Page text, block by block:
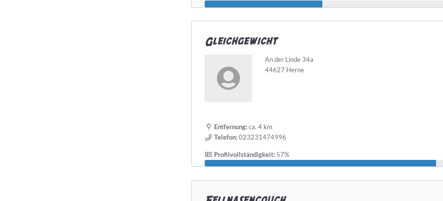
Gleichgewicht
An der Linde 34a
44627 Herne
Entfernung:ca. 4 km
Telefon:023231474996
Profilvollständigkeit:57%